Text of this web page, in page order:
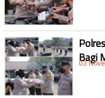
Bagi
03